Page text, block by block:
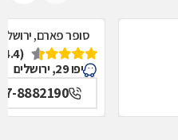
סופר פארם,
(4.4)
יפו 29, ירושלים
8882190